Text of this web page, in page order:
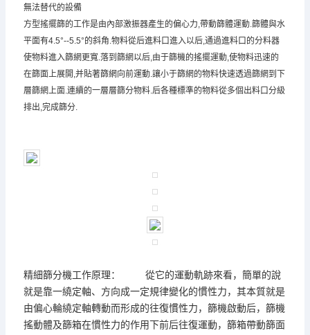
無法替代的設備
方型搖擺篩的工作是由內部激振器產生的偏心力,帶動篩體運動.篩體與水
平面有4.5°--5.5°的斜角.物料從后進料口進入以后,通過進料口的分料器
使物料進入篩網更寬.落到篩網以后,由于篩機的搖擺運動,使物料迅速的
在篩面上展開,并貼著篩網向前運動.讓小于篩網的物料快速透過篩網到下
層篩網上面.連續的一層層篩分物料.后各種標準的物料從多個出料口分級
排出,完成篩分.
精細篩分機工作原理： 從它的運動軌跡來看，簡單的說
就是靠一繞定軸、方向成一定規律變化的慣性力，其本質就是
由偏心輪繞定軸轉動而形成的往復慣性力，篩機啟動后，篩機
搖動體及篩箱在慣性力的作用下前后往復運動，篩箱帶動篩面